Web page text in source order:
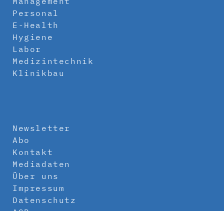
Personal
E-Health
Hygiene
Labor
Medizintechnik
Klinikbau
Newsletter
Abo
Kontakt
Mediadaten
Über uns
Impressum
Datenschutz